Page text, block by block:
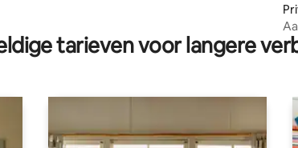
tarieven voor langere